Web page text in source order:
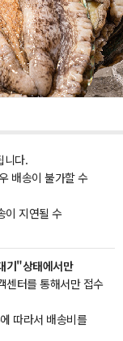
니다.
배송이 불가할 수
이 지연될 수
기"상태에서만
센터를 통해서만 접수
따라서 배송비를